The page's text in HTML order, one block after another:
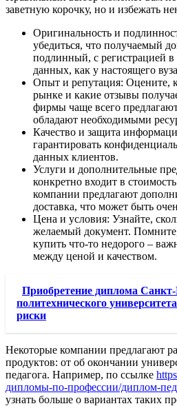
заветную корочку, но и избежать
Оригинальность и
убедиться, что получаемый
подлинный, с регистрацией в
данных, как у настоящего
Опыт и репутация: Оцените,
рынке и какие отзывы
фирмы чаще всего
обладают необходимыми
Качество и защита
гарантировать
данных клиентов.
Услуги и дополнительные
конкретно входит в
компании предлагают
доставка, что может быть
Цена и условия: Узнайте,
желаемый документ.
купить что-то недорого –
между ценой и качеством.
Приобретение диплома Санкт-
политехнического
риски
Некоторые компании предлагают
продуктов: от об окончании
педагога. Например, по ссылке
дипломы-по-профессии/диплом-
узнать больше о вариантах таких